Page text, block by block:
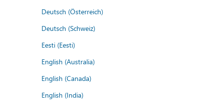
Deutsch (Österreich)
Deutsch (Schweiz)
Eesti (Eesti)
English (Australia)
English (Canada)
English (India)